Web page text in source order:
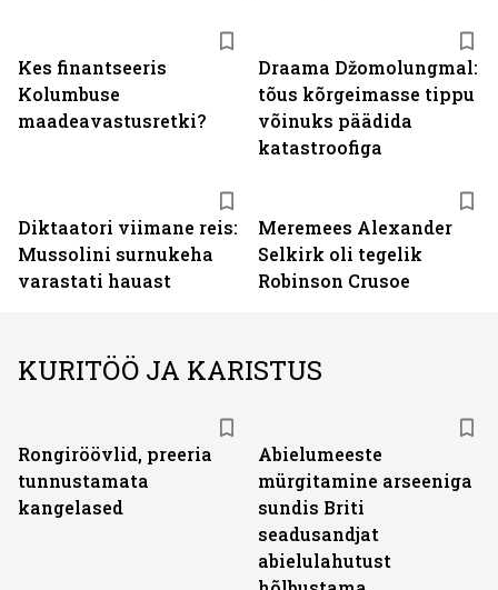
Kes finantseeris
Kolumbuse
maadeavastusretki?
Draama Džomolungmal:
tõus kõrgeimasse tippu
võinuks päädida
katastroofiga
Diktaatori viimane reis:
Mussolini surnukeha
varastati hauast
Meremees Alexander
Selkirk oli tegelik
Robinson Crusoe
KURITÖÖ JA KARISTUS
Rongiröövlid, preeria
tunnustamata
kangelased
Abielumeeste
mürgitamine arseeniga
sundis Briti
seadusandjat
abielulahutust